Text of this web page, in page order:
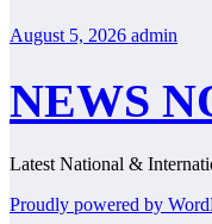
August 5, 2026 admin
NEWS
Latest National &
Proudly powered by